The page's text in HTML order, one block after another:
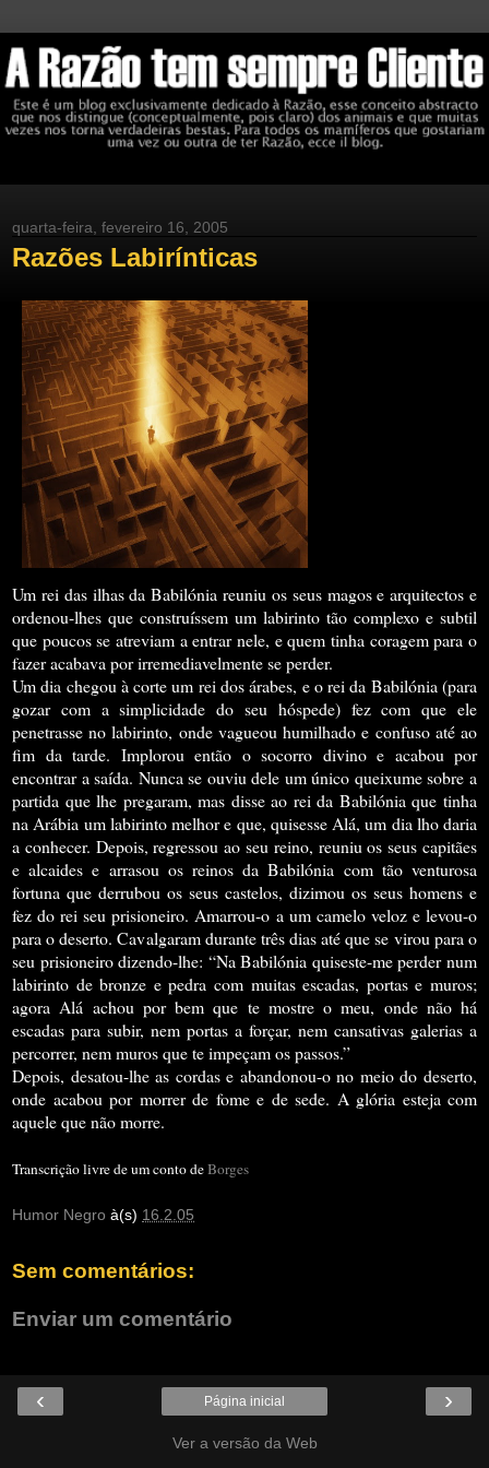
quarta-feira, fevereiro 16, 2005
Razões Labirínticas
Um rei das ilhas da Babilónia reuniu os seus magos e arquitectos e
ordenou-lhes que construíssem um labirinto tão complexo e subtil
que poucos se atreviam a entrar nele, e quem tinha coragem para o
fazer acabava por irremediavelmente se perder.
Um dia chegou à corte um rei dos árabes, e o rei da Babilónia (para
gozar com a simplicidade do seu hóspede) fez com que ele
penetrasse no labirinto, onde vagueou humilhado e confuso até ao
fim da tarde. Implorou então o socorro divino e acabou por
encontrar a saída. Nunca se ouviu dele um único queixume sobre a
partida que lhe pregaram, mas disse ao rei da Babilónia que tinha
na Arábia um labirinto melhor e que, quisesse Alá, um dia lho daria
a conhecer. Depois, regressou ao seu reino, reuniu os seus capitães
e alcaides e arrasou os reinos da Babilónia com tão venturosa
fortuna que derrubou os seus castelos, dizimou os seus homens e
fez do rei seu prisioneiro. Amarrou-o a um camelo veloz e levou-o
para o deserto. Cavalgaram durante três dias até que se virou para o
seu prisioneiro dizendo-lhe: “Na Babilónia quiseste-me perder num
labirinto de bronze e pedra com muitas escadas, portas e muros;
agora Alá achou por bem que te mostre o meu, onde não há
escadas para subir, nem portas a forçar, nem cansativas galerias a
percorrer, nem muros que te impeçam os passos.”
Depois, desatou-lhe as cordas e abandonou-o no meio do deserto,
onde acabou por morrer de fome e de sede. A glória esteja com
aquele que não morre.
Transcrição livre de um conto deBorges
Humor Negro à(s) 16.2.05
Sem comentários:
Enviar um comentário
‹ ›
Página inicial
Ver a versão da Web